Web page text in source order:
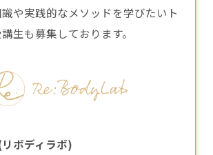
や実践的なメソッドを学びたいト
生も募集しております。
ボディラボ)